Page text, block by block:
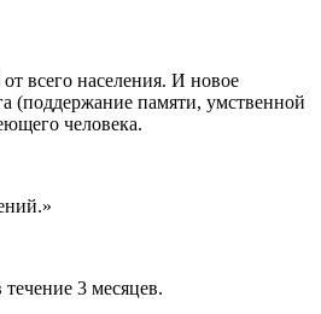
всего населения. И новое
(поддержание памяти, умственной
человека.
3 месяцев.